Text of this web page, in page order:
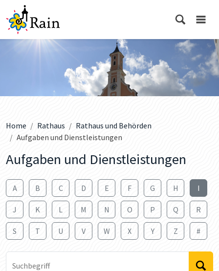
Home Rathaus
Rathaus und Behörden
Aufgaben und Dienstleistungen
Aufgaben und Dienstleistungen
A B C D E F G H I
J K L M N O P Q R
S T U V W X Y Z #
Suchbegriff